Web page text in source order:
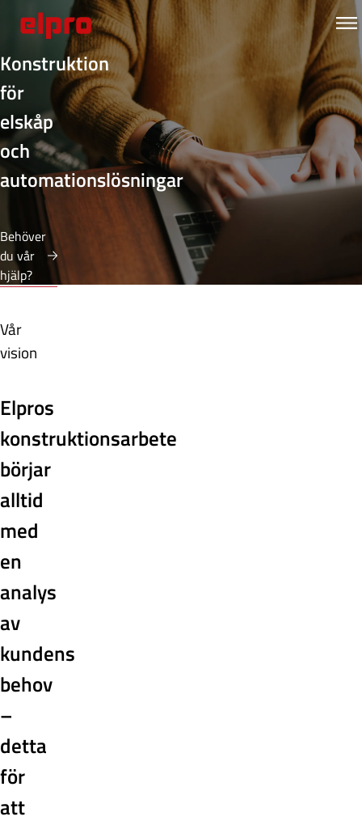
Konstruktion
för
elskåp
och
automationslösningar
Behöver
du vår
hjälp?
Vår
vision
Elpros
konstruktionsarbete
börjar
alltid
med
en
analys
av
kundens
behov
–
detta
för
att